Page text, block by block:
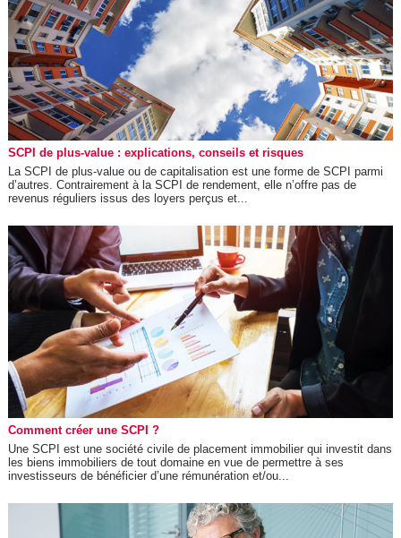
SCPI de plus-value : explications, conseils et risques
La SCPI de plus-value ou de capitalisation est une forme de SCPI parmi
d’autres. Contrairement à la SCPI de rendement, elle n’offre pas de
revenus réguliers issus des loyers perçus et...
Comment créer une SCPI ?
Une SCPI est une société civile de placement immobilier qui investit dans
les biens immobiliers de tout domaine en vue de permettre à ses
investisseurs de bénéficier d’une rémunération et/ou...